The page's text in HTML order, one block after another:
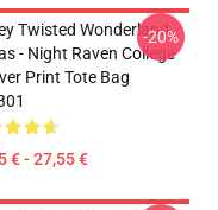
Twisted Wonderland
- Night Raven College
Print Tote Bag
€ - 27,55 €
-20%